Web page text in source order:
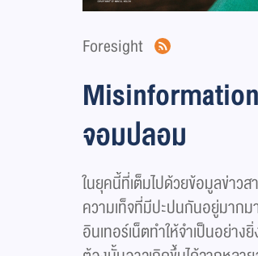
Foresight
จอมปลอม
ในยุคนี้ที่เต็มไปด้วยข้อมูลข่าว
ความเท็จที่มีปะปนกันอยู่มากม
อินเทอร์เน็ตทำให้จำเป็นอย่า